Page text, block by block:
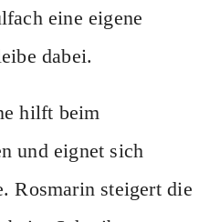
eine eigene
dabei.
hilft beim
und eignet sich
Rosmarin steigert die